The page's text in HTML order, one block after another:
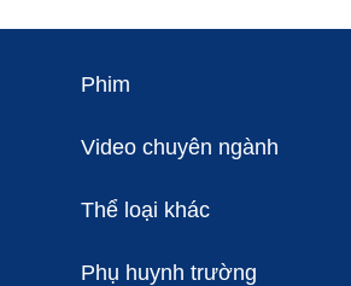
Phim
Video chuyên ngành
Thể loại khác
Phụ huynh trường